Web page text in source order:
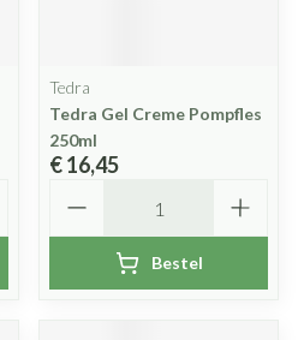
Tedra
Tedra Gel Creme Pompfles
250ml
€ 16,45
Bestel